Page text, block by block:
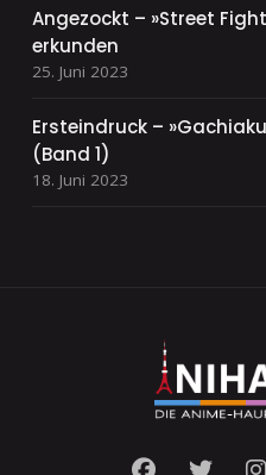
Angezockt – »Street
erkunden
25. Juni 2023
Ersteindruck –
(Band 1)
18. Juni 2023